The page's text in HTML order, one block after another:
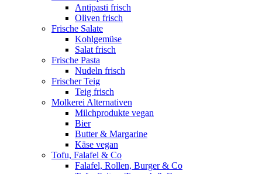
Antipasti frisch
Oliven frisch
Frische Salate
Kohlgemüse
Salat frisch
Frische Pasta
Nudeln frisch
Frischer Teig
Teig frisch
Molkerei Alternativen
Milchprodukte vegan
Bier
Butter & Margarine
Käse vegan
Tofu, Falafel & Co
Falafel, Rollen, Burger & Co